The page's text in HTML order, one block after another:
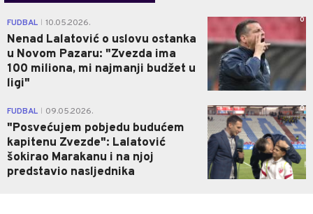
FUDBAL 10.05.2026.
Nenad Lalatović o uslovu ostanka
u Novom Pazaru: "Zvezda ima
100 miliona, mi najmanji budžet u
ligi"
0
FUDBAL 09.05.2026.
"Posvećujem pobjedu budućem
kapitenu Zvezde": Lalatović
šokirao Marakanu i na njoj
predstavio nasljednika
0